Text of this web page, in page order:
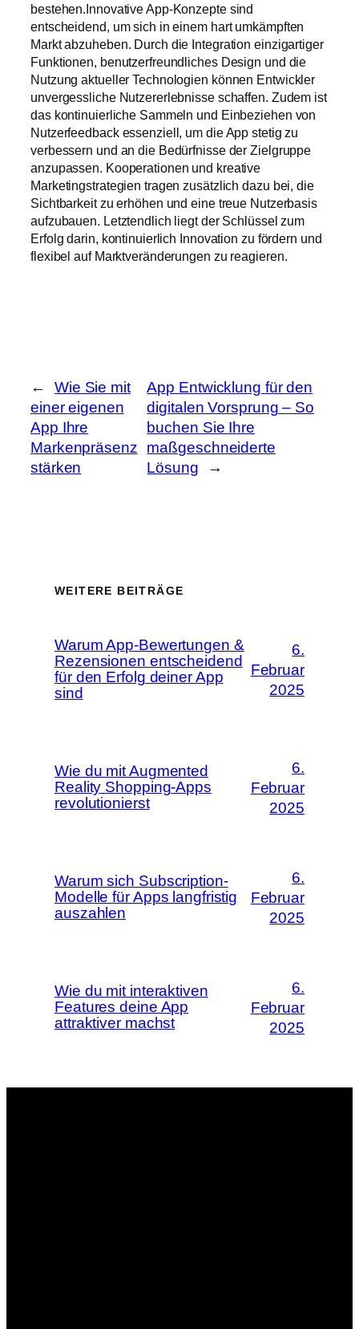
bestehen.Innovative App-Konzepte sind
entscheidend, um sich in einem hart umkämpften
Markt abzuheben. Durch die Integration einzigartiger
Funktionen, benutzerfreundliches Design und die
Nutzung aktueller Technologien können Entwickler
unvergessliche Nutzererlebnisse schaffen. Zudem ist
das kontinuierliche Sammeln und Einbeziehen von
Nutzerfeedback essenziell, um die App stetig zu
verbessern und an die Bedürfnisse der Zielgruppe
anzupassen. Kooperationen und kreative
Marketingstrategien tragen zusätzlich dazu bei, die
Sichtbarkeit zu erhöhen und eine treue Nutzerbasis
aufzubauen. Letztendlich liegt der Schlüssel zum
Erfolg darin, kontinuierlich Innovation zu fördern und
flexibel auf Marktveränderungen zu reagieren.
←
Wie Sie mit
einer eigenen
App Ihre
Markenpräsenz
stärken
App Entwicklung für den
digitalen Vorsprung – So
buchen Sie Ihre
maßgeschneiderte
Lösung
→
WEITERE BEITRÄGE
Warum App-Bewertungen &
Rezensionen entscheidend
für den Erfolg deiner App
sind
6.
Februar
2025
Wie du mit Augmented
Reality Shopping-Apps
revolutionierst
6.
Februar
2025
Warum sich Subscription-
Modelle für Apps langfristig
auszahlen
6.
Februar
2025
Wie du mit interaktiven
Features deine App
attraktiver machst
6.
Februar
2025